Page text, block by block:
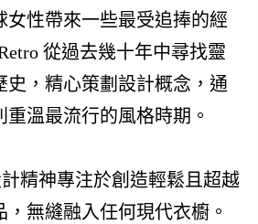
女性帶來一些最受追捧的經
從過去幾十年中尋找靈
史，精心策劃設計概念，通
溫最流行的風格時期。
計精神專注於創造輕鬆且超越
無縫融入任何現代衣櫥。